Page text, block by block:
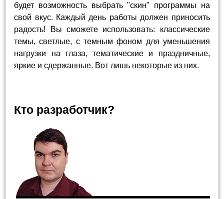
будет возможность выбрать "скин" программы на
свой вкус. Каждый день работы должен приносить
радость! Вы сможете использовать: классические
темы, светлые, с темным фоном для уменьшения
нагрузки на глаза, тематические и праздничные,
яркие и сдержанные. Вот лишь некоторые из них.
Кто разработчик?